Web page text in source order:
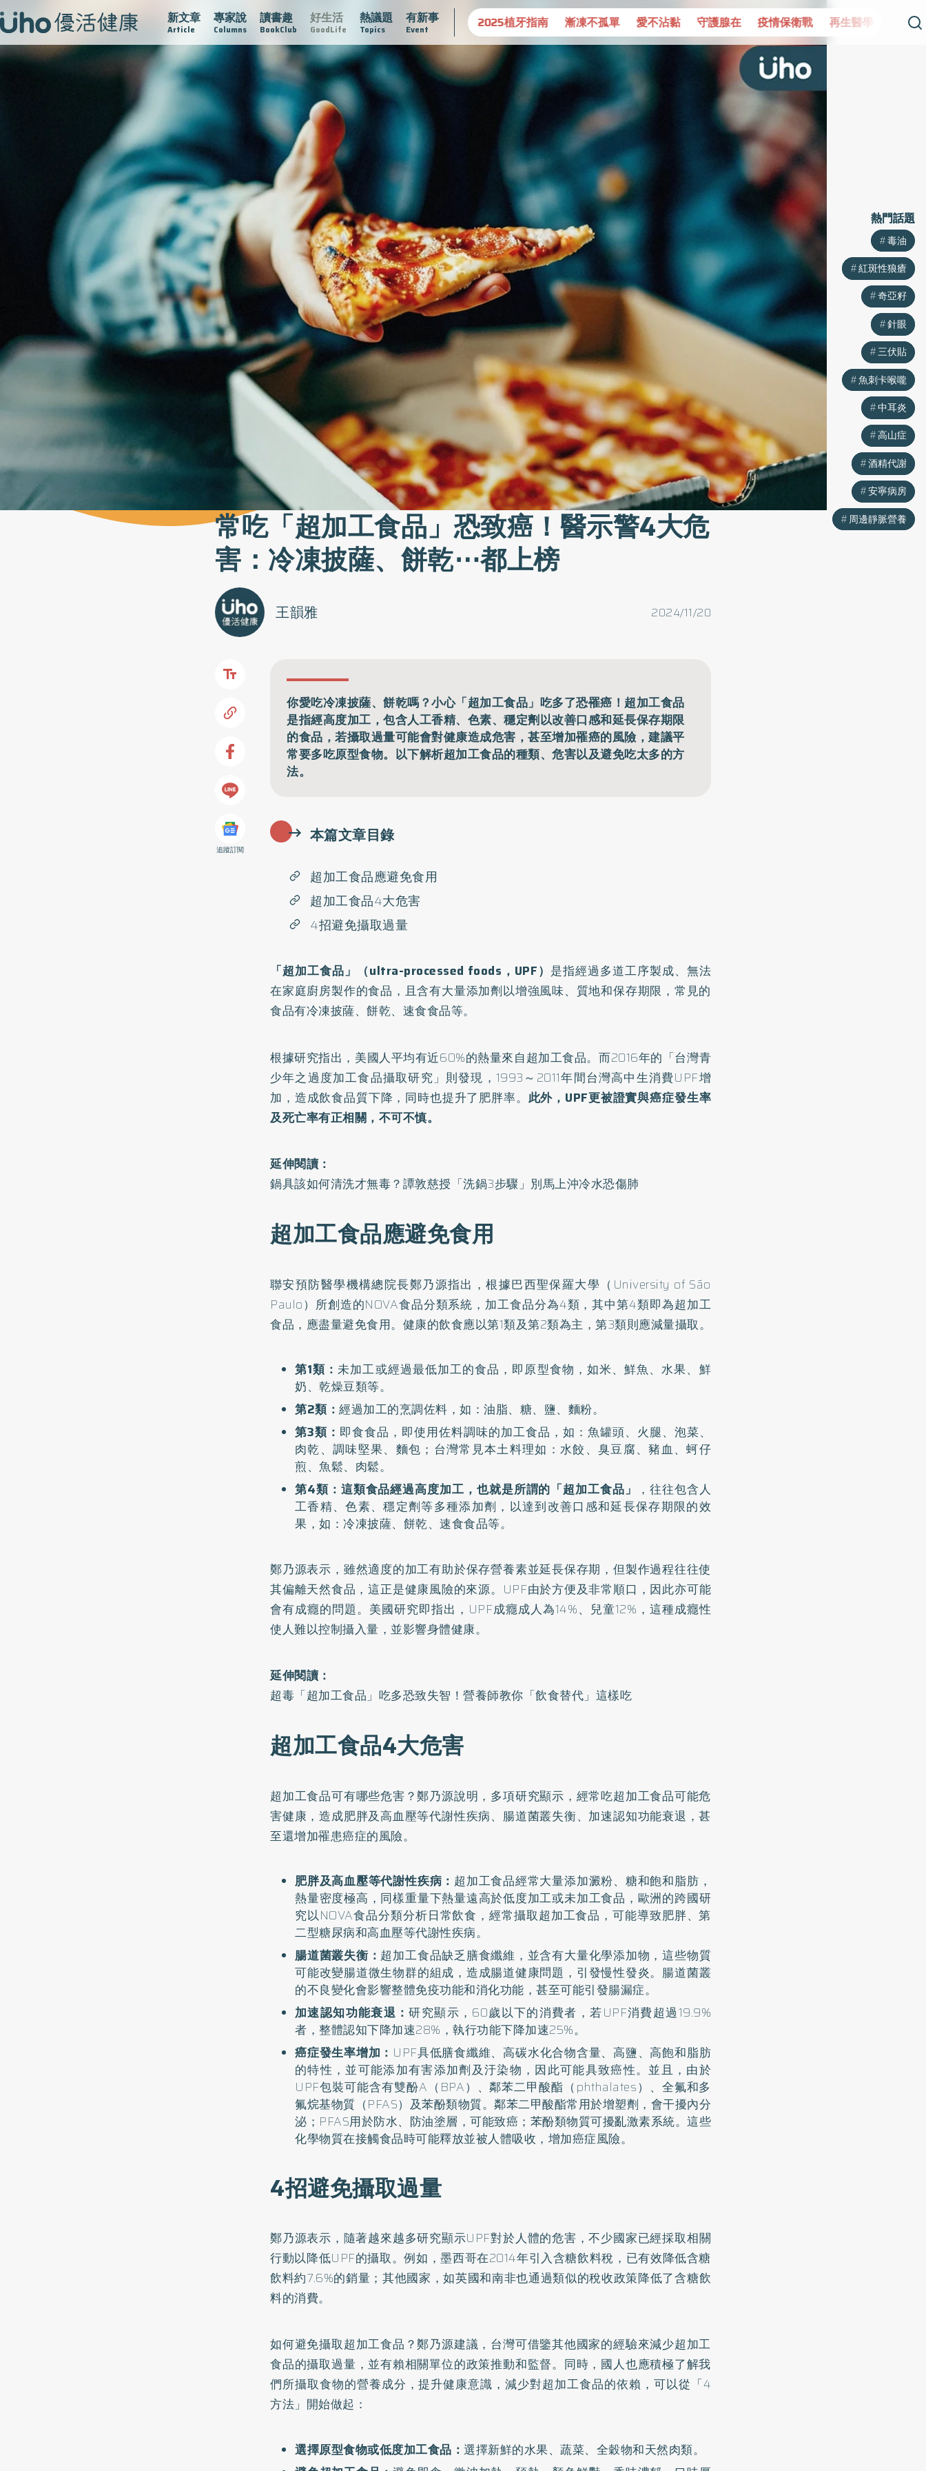
新文章
Article
專家說
Columns
讀書趣
BookClub
好生活
GoodLife
熱議題
Topics
有新事
Event
醫學 愛的未來視 認識攝護腺肥大 守護骨骼健康 達文西手術專欄 2025植牙指南 漸凍不孤單 愛不沾黏 守護腺在 疫情保衛戰 再生醫學 愛的未來視 認識攝
常吃「超加工食品」恐致癌！醫示警4大危
害：冷凍披薩、餅乾⋯都上榜
2024/11/20
王韻雅
追蹤訂閱
你愛吃冷凍披薩、餅乾嗎？小心「超加工食品」吃多了恐罹癌！超加工食品
是指經高度加工，包含人工香精、色素、穩定劑以改善口感和延長保存期限
的食品，若攝取過量可能會對健康造成危害，甚至增加罹癌的風險，建議平
常要多吃原型食物。以下解析超加工食品的種類、危害以及避免吃太多的方
法。
本篇文章目錄
超加工食品應避免食用
超加工食品4大危害
4招避免攝取過量
「超加工食品」（ultra-processed foods，UPF） 是指經過多道工序製成、無法
在家庭廚房製作的食品，且含有大量添加劑以增強風味、質地和保存期限，常見的
食品有冷凍披薩、餅乾、速食食品等。
根據研究指出，美國人平均有近60%的熱量來自超加工食品。而2016年的「台灣青
少年之過度加工食品攝取研究 」則發現，1993～2011年間台灣高中生消費UPF增
加，造成飲食品質下降，同時也提升了肥胖率。 此外，UPF更被證實與癌症發生率
及死亡率有正相關，不可不慎。
延伸閱讀：
鍋具該如何清洗才無毒？譚敦慈授「洗鍋3步驟」別馬上沖冷水恐傷肺
超加工食品應避免食用
聯安預防醫學機構總院長鄭乃源指出，根據巴西聖保羅大學（University of São
Paulo）所創造的NOVA食品分類系統，加工食品分為4類，其中第4類即為超加工
食品，應盡量避免食用。健康的飲食應以第1類及第2類為主，第3類則應減量攝取。
第1類：未加工或經過最低加工的食品，即原型食物，如米、鮮魚、水果、鮮
奶、乾燥豆類等。
第2類： 經過加工的烹調佐料，如：油脂、糖、鹽、麵粉。
第3類： 即食食品，即使用佐料調味的加工食品，如：魚罐頭、火腿、泡菜、
肉乾、調味堅果、麵包；台灣常見本土料理如：水餃、臭豆腐、豬血、蚵仔
煎、魚鬆、肉鬆。
第4類：這類食品經過高度加工，也就是所謂的「超加工食品」
，往往包含人
工香精、色素、穩定劑等多種添加劑，以達到改善口感和延長保存期限的效
果，如：冷凍披薩、餅乾、速食食品等。
鄭乃源表示，雖然適度的加工有助於保存營養素並延長保存期，但製作過程往往使
其偏離天然食品，這正是健康風險的來源。UPF由於方便及非常順口，因此亦可能
會有成癮的問題。美國研究即指出，UPF成癮成人為14%、兒童12%，這種成癮性
使人難以控制攝入量，並影響身體健康。
延伸閱讀：
超毒「超加工食品」吃多恐致失智！營養師教你「飲食替代」這樣吃
超加工食品4大危害
超加工食品可有哪些危害？鄭乃源說明，多項研究顯示，經常吃超加工食品可能危
害健康，造成肥胖及高血壓等代謝性疾病、腸道菌叢失衡、加速認知功能衰退，甚
至還增加罹患癌症的風險。
肥胖及高血壓等代謝性疾病： 超加工食品經常大量添加澱粉、糖和飽和脂肪，
熱量密度極高，同樣重量下熱量遠高於低度加工或未加工食品，歐洲的跨國研
究以NOVA食品分類分析日常飲食，經常攝取超加工食品，可能導致肥胖、第
二型糖尿病和高血壓等代謝性疾病。
腸道菌叢失衡： 超加工食品缺乏膳食纖維，並含有大量化學添加物，這些物質
可能改變腸道微生物群的組成，造成腸道健康問題，引發慢性發炎。腸道菌叢
的不良變化會影響整體免疫功能和消化功能，甚至可能引發腸漏症。
加速認知功能衰退：研究顯示，60歲以下的消費者，若UPF消費超過19.9%
者，整體認知下降加速28%，執行功能下降加速25%。
癌症發生率增加： UPF具低膳食纖維、高碳水化合物含量、高鹽、高飽和脂肪
的特性，並可能添加有害添加劑及汙染物，因此可能具致癌性。並且，由於
UPF包裝可能含有雙酚A（BPA）、鄰苯二甲酸酯（phthalates）、全氟和多
氟烷基物質（PFAS）及苯酚類物質。鄰苯二甲酸酯常用於增塑劑，會干擾內分
泌；PFAS用於防水、防油塗層，可能致癌；苯酚類物質可擾亂激素系統。這些
化學物質在接觸食品時可能釋放並被人體吸收，增加癌症風險。
4招避免攝取過量
鄭乃源表示，隨著越來越多研究顯示UPF對於人體的危害，不少國家已經採取相關
行動以降低UPF的攝取。例如，墨西哥在2014年引入含糖飲料稅，已有效降低含糖
飲料約7.6%的銷量；其他國家，如英國和南非也通過類似的稅收政策降低了含糖飲
料的消費。
如何避免攝取超加工食品？鄭乃源建議，台灣可借鑒其他國家的經驗來減少超加工
食品的攝取過量，並有賴相關單位的政策推動和監督。同時，國人也應積極了解我
們所攝取食物的營養成分，提升健康意識，減少對超加工食品的依賴，可以從「4
方法」開始做起：
選擇原型食物或低度加工食品： 選擇新鮮的水果、蔬菜、全穀物和天然肉類。
熱門話題
毒油
紅斑性狼瘡
奇亞籽
針眼
三伏貼
魚刺卡喉嚨
中耳炎
高山症
酒精代謝
安寧病房
周邊靜脈營養
熱門話題
毒油
紅斑性狼瘡
奇亞籽
針眼
三伏貼
魚刺卡喉嚨
中耳炎
高山症
酒精代謝
安寧病房
周邊靜脈營養